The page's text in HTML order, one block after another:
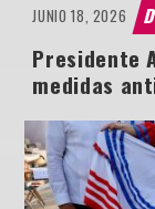
JUNIO 18, 2026
Presidente
medidas